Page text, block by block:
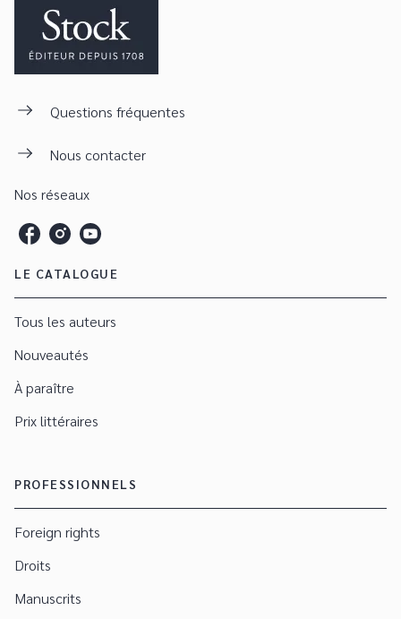
Questions fréquentes
Nous contacter
Nos réseaux
LE CATALOGUE
Tous les auteurs
Nouveautés
À paraître
Prix littéraires
PROFESSIONNELS
Foreign rights
Droits
Manuscrits